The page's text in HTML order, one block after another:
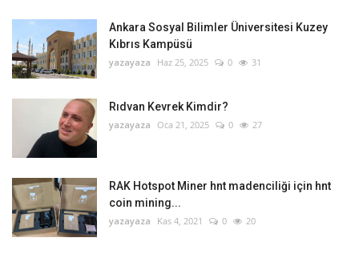
Ankara Sosyal Bilimler Üniversitesi Kuzey
Kıbrıs Kampüsü
yazayaza Haz 25, 2025 0 31
Rıdvan Kevrek Kimdir?
yazayaza Oca 21, 2025 0 27
RAK Hotspot Miner hnt madenciliği için hnt
coin mining...
yazayaza Kas 4, 2021 0 20